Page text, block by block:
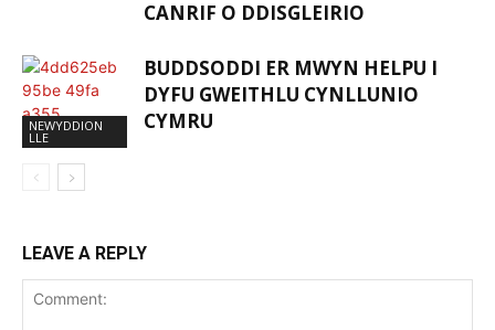
CANRIF O DDISGLEIRIO
NEWYDDION
LLE
BUDDSODDI ER MWYN HELPU I
DYFU GWEITHLU CYNLLUNIO
CYMRU
LEAVE A REPLY